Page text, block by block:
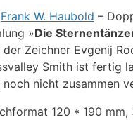
Frank W. Haubold –
»Die
Zeichner Evgenij
Smith ist fertig
nicht zusammen
120 * 190